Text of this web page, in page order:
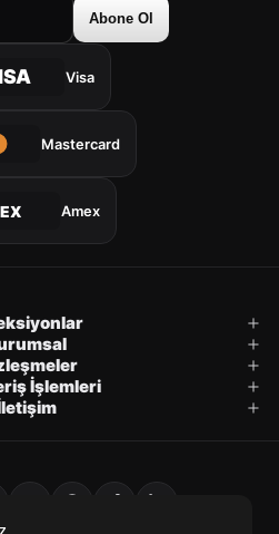
Abone Ol
Visa
Mastercard
Amex
İşlemleri